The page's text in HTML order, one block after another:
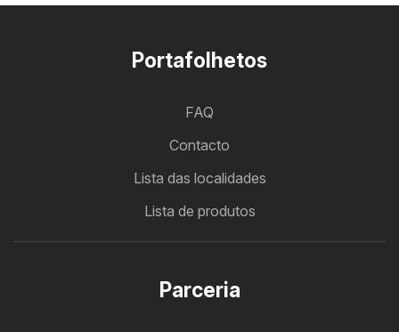
Portafolhetos
FAQ
Contacto
Lista das localidades
Lista de produtos
Parceria